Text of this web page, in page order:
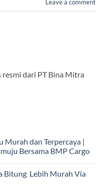
Leave a comment
resmi dari PT Bina Mitra
Murah dan Terpercaya |
Bersama BMP Cargo
Bitung Lebih Murah Via